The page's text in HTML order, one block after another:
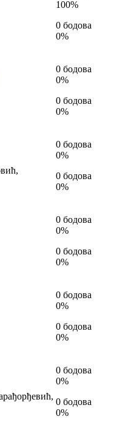
100%
0 бодова
0%
0 бодова
0%
0 бодова
0%
,
0 бодова
0%
0 бодова
0%
0 бодова
0%
0 бодова
0%
0 бодова
0%
0 бодова
0%
,
0 бодова
0%
0 бодова
0%